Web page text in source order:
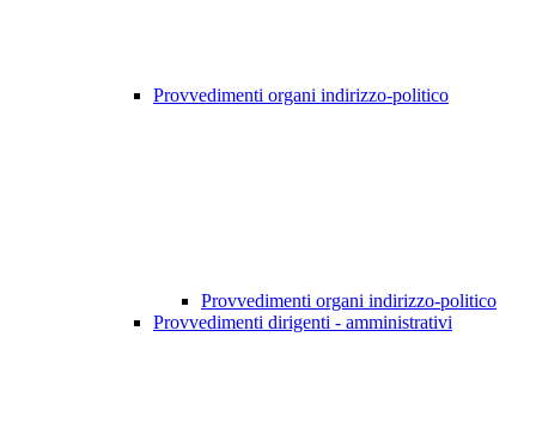
Provvedimenti organi indirizzo-politico
Provvedimenti organi indirizzo-politico
Provvedimenti dirigenti - amministrativi